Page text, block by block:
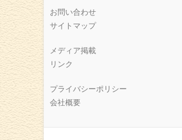
お問い合わせ
サイトマップ
メディア掲載
リンク
プライバシーポリシー
会社概要